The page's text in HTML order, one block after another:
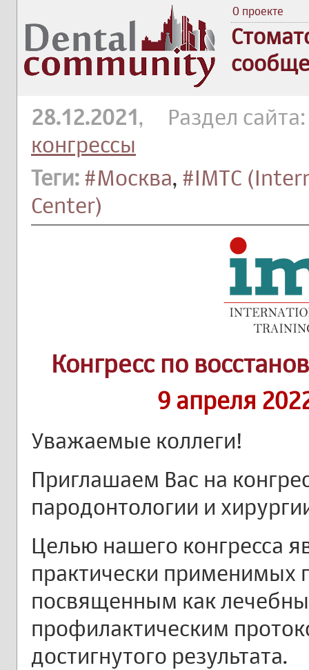
О проекте
28.12.2021, Раздел
конгрессы
Теги: #Москва, #IMTC
Center)
Конгресс по
9 апреля
Уважаемые коллеги!
Приглашаем Вас на
пародонтологии и
Целью нашего конгресса
практически применимых
посвященным как
профилактическим
достигнутого результата.